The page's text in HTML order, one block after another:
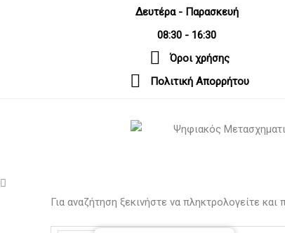
Δευτέρα - Παρασκευή
08:30 - 16:30
Όροι χρήσης
Πολιτική Απορρήτου
Για αναζήτηση ξεκινήστε να πληκτρολογείτε και